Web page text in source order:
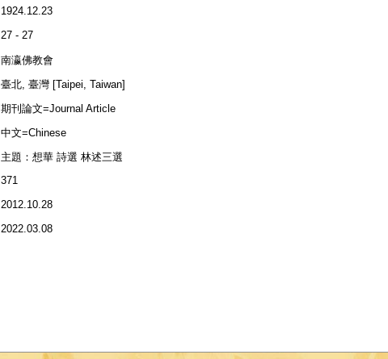
1924.12.23
27 - 27
南瀛佛教會
臺北, 臺灣 [Taipei, Taiwan]
期刊論文=Journal Article
中文=Chinese
主題：想華 詩選 林述三選
371
2012.10.28
2022.03.08